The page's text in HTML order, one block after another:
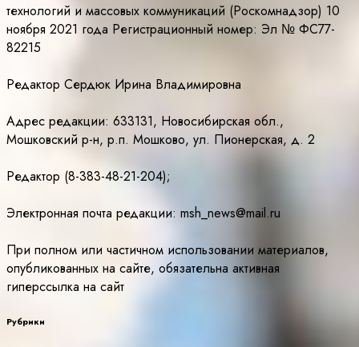
технологий и массовых коммуникаций (Роскомнадзор) 10
ноября 2021 года Регистрационный номер: Эл № ФС77-
82215
Редактор Сердюк Ирина Владимировна
Адрес редакции: 633131, Новосибирская обл.,
Мошковский р-н, р.п. Мошково, ул. Пионерская, д. 2
Редактор (8-383-48-21-204);
Электронная почта редакции: msh_news@mail.ru
При полном или частичном использовании материалов,
опубликованных на сайте, обязательна активная
гиперссылка на сайт
Рубрики